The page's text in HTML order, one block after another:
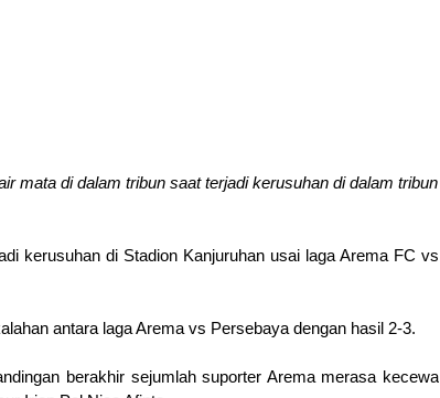
mata di dalam tribun saat terjadi kerusuhan di dalam tribun
kerusuhan di Stadion Kanjuruhan usai laga Arema FC vs
antara laga Arema vs Persebaya dengan hasil 2-3.
berakhir sejumlah suporter Arema merasa kecewa